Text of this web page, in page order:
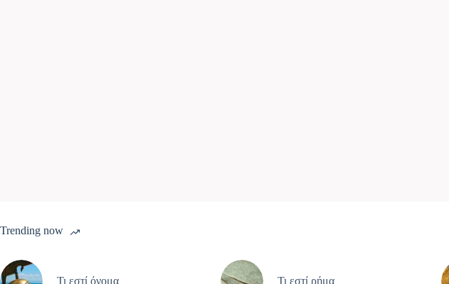
Trending now
Τι εστί όνομα Τι εστί ρήμα